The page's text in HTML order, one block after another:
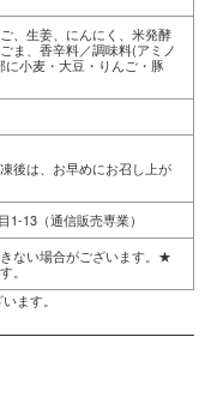
、生姜、にんにく、米発酵
ま、香辛料／調味料(アミノ
小麦・大豆・りんご・豚
後は、お早めにお召し上が
13（通信販売専業）
ない場合がございます。★
。
ます。